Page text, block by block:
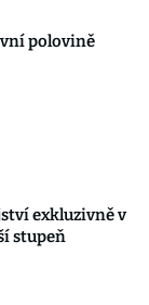
polovině
exkluzivně v
stupeň